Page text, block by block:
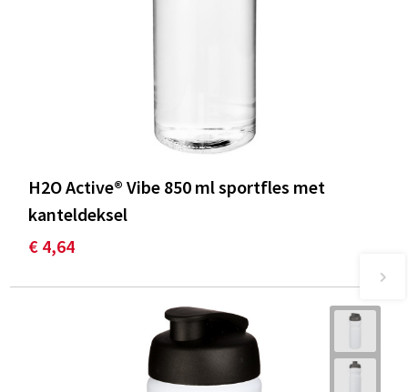
H2O Active® Vibe 850 ml sportfles met
kanteldeksel
€ 4,64